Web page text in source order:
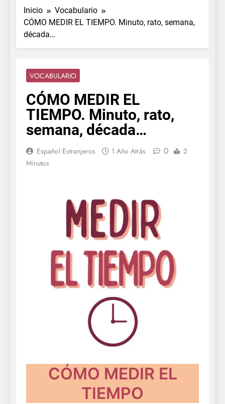
Inicio
Vocabulario
CÓMO MEDIR EL TIEMPO. Minuto, rato, semana,
década…
VOCABULARIO
CÓMO MEDIR EL
TIEMPO. Minuto, rato,
semana, década…
Español Extranjeros 1 Año Atrás 0
2
Minutos
CÓMO MEDIR EL
TIEMPO